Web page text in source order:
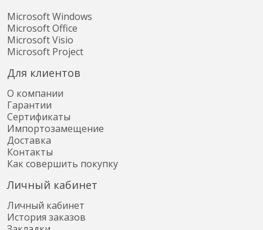
Microsoft Windows
Microsoft Office
Microsoft Visio
Microsoft Project
Для клиентов
О компании
Гарантии
Сертификаты
Импортозамещение
Доставка
Контакты
Как совершить покупку
Личный кабинет
Личный кабинет
История заказов